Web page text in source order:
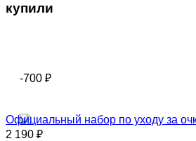
купили
-700 ₽
Официальный набор по уходу за
2 190 ₽